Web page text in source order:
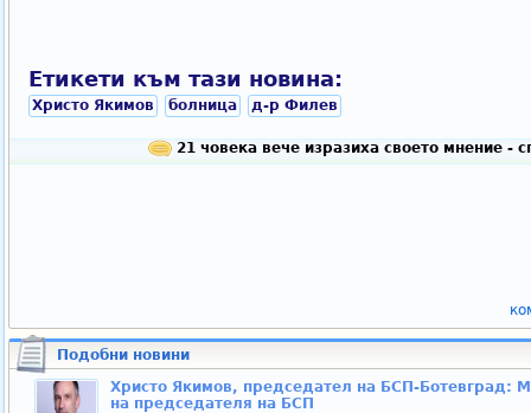
Етикети към тази новина:
Христо Якимов болница д-р Филев
21 човека вече изразиха своето мнение -
Подобни новини
Христо Якимов, председател на БСП-Ботевград:
на председателя на БСП